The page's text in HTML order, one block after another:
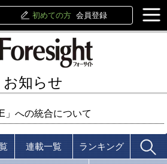
初めての方 会員登録
お知らせ
」への統合について
連載一覧 ランキング